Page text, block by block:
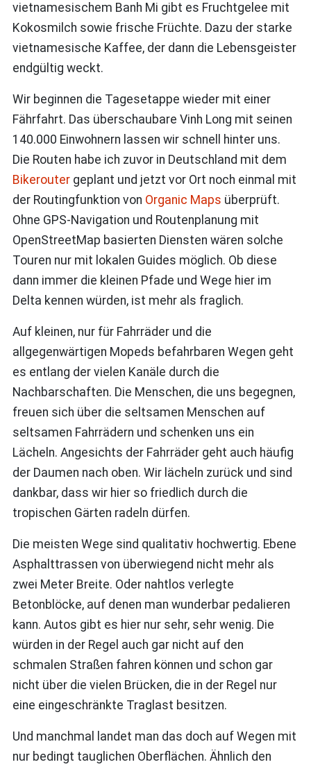
vietnamesischem Banh Mi gibt es Fruchtgelee mit
Kokosmilch sowie frische Früchte. Dazu der starke
vietnamesische Kaffee, der dann die Lebensgeister
endgültig weckt.
Wir beginnen die Tagesetappe wieder mit einer
Fährfahrt. Das überschaubare Vinh Long mit seinen
140.000 Einwohnern lassen wir schnell hinter uns.
Die Routen habe ich zuvor in Deutschland mit dem
Bikerouter geplant und jetzt vor Ort noch einmal mit
der Routingfunktion von Organic Maps überprüft.
Ohne GPS-Navigation und Routenplanung mit
OpenStreetMap basierten Diensten wären solche
Touren nur mit lokalen Guides möglich. Ob diese
dann immer die kleinen Pfade und Wege hier im
Delta kennen würden, ist mehr als fraglich.
Auf kleinen, nur für Fahrräder und die
allgegenwärtigen Mopeds befahrbaren Wegen geht
es entlang der vielen Kanäle durch die
Nachbarschaften. Die Menschen, die uns begegnen,
freuen sich über die seltsamen Menschen auf
seltsamen Fahrrädern und schenken uns ein
Lächeln. Angesichts der Fahrräder geht auch häufig
der Daumen nach oben. Wir lächeln zurück und sind
dankbar, dass wir hier so friedlich durch die
tropischen Gärten radeln dürfen.
Die meisten Wege sind qualitativ hochwertig. Ebene
Asphalttrassen von überwiegend nicht mehr als
zwei Meter Breite. Oder nahtlos verlegte
Betonblöcke, auf denen man wunderbar pedalieren
kann. Autos gibt es hier nur sehr, sehr wenig. Die
würden in der Regel auch gar nicht auf den
schmalen Straßen fahren können und schon gar
nicht über die vielen Brücken, die in der Regel nur
eine eingeschränkte Traglast besitzen.
Und manchmal landet man das doch auf Wegen mit
nur bedingt tauglichen Oberflächen. Ähnlich den